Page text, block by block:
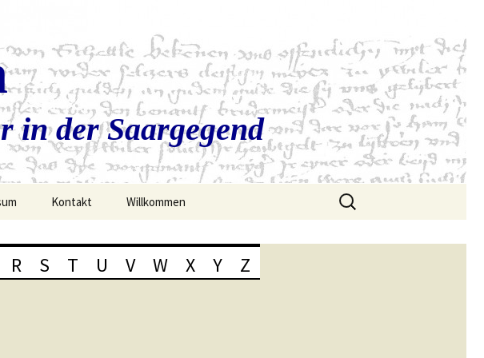
in der Saargegend
Kontakt Willkommen
Suchen
nach:
R S T U V W X Y Z